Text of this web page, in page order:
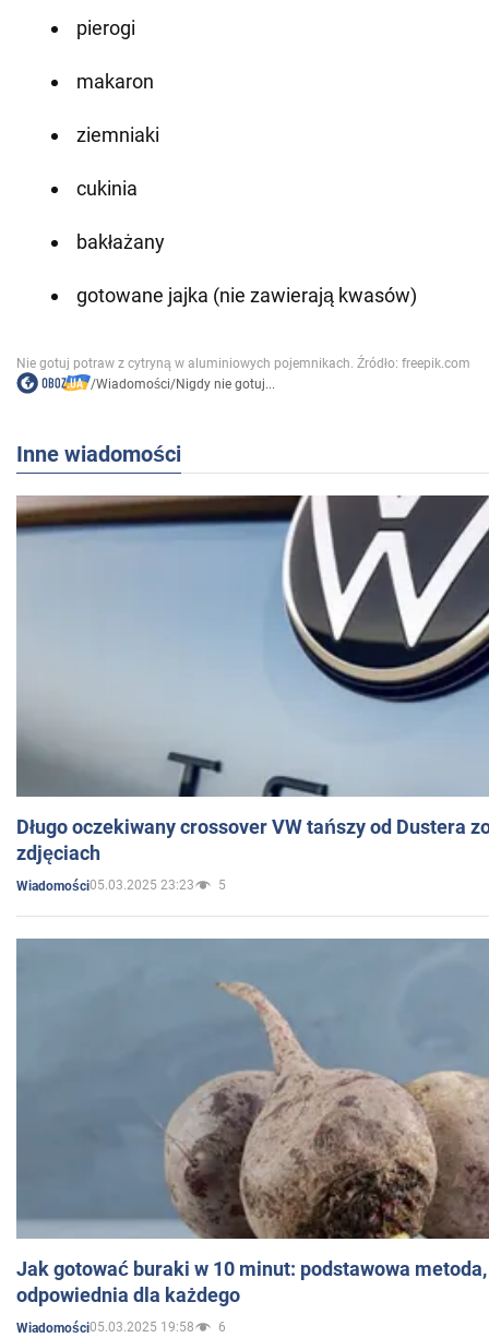
pierogi
makaron
ziemniaki
cukinia
bakłażany
gotowane jajka (nie zawierają kwasów)
/Wiadomości/Nigdy nie gotuj...
Inne wiadomości
Długo oczekiwany crossover VW tańszy od Dustera
zdjęciach
Wiadomości05.03.2025 23:23 5
Jak gotować buraki w 10 minut: podstawowa
odpowiednia dla każdego
Wiadomości05.03.2025 19:58 6